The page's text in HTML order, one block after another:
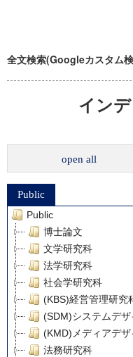
全文検索(Googleカスタム
イン
open all
Public
Public
博士論文
文学研究科
法学研究科
社会学研究科
(KBS)経営管理研究
(SDM)システムデ
(KMD)メディアデ
法務研究科